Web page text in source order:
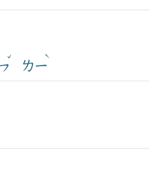
ˇ
ㄌㄧ
ˋ